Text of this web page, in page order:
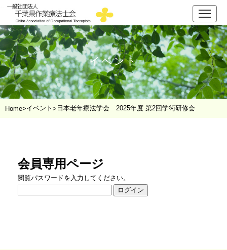
イベント
Home>イベント > 日本老年療法学会 2025年度 第2回学術研修会
会員専用ページ
閲覧パスワードを入力してください。
ログイン